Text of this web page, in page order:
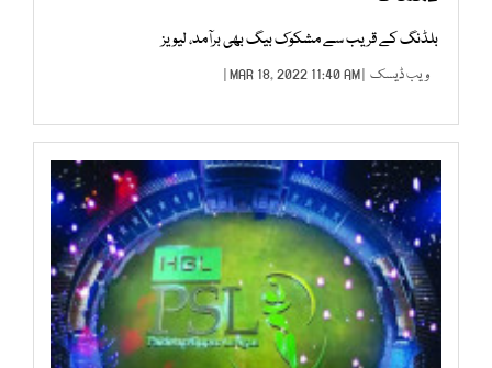
بلڈنگ کے قریب سے مشکوک بیگ بھی برآمد، لیویز
ویب ڈیسک | MAR 18, 2022 11:40 AM |